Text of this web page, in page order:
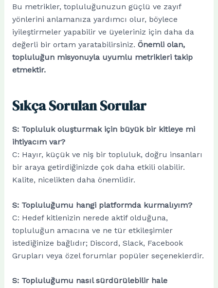
Bu metrikler, topluluğunuzun güçlü ve zayıf
yönlerini anlamanıza yardımcı olur, böylece
iyileştirmeler yapabilir ve üyeleriniz için daha da
değerli bir ortam yaratabilirsiniz. Önemli olan,
topluluğun misyonuyla uyumlu metrikleri takip
etmektir.
Sıkça Sorulan Sorular
S: Topluluk oluşturmak için büyük bir kitleye mi
ihtiyacım var?
C: Hayır, küçük ve niş bir topluluk, doğru insanları
bir araya getirdiğinizde çok daha etkili olabilir.
Kalite, nicelikten daha önemlidir.
S: Topluluğumu hangi platformda kurmalıyım?
C: Hedef kitlenizin nerede aktif olduğuna,
topluluğun amacına ve ne tür etkileşimler
istediğinize bağlıdır; Discord, Slack, Facebook
Grupları veya özel forumlar popüler seçeneklerdir.
S: Topluluğumu nasıl sürdürülebilir hale